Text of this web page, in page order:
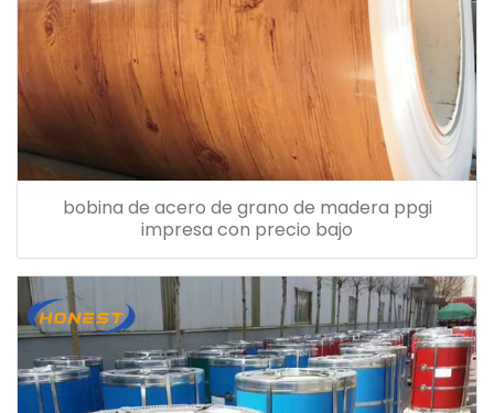
bobina de acero de grano de madera ppgi
impresa con precio bajo